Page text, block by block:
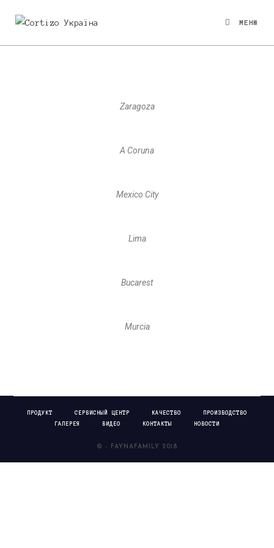
МЕНЮ
Zaragoza
A Coruna
Mexico City
Lima
Bucarest
Murcia
ПРОДУКТ СЕРВИСНЫЙ ЦЕНТР КАЧЕСТВО
ПРОИЗВОДСТВО
ГАЛЕРЕЯ
ВИДЕО КОНТАКТЫ НОВОСТИ
© - FAYNAFAMILY 2018